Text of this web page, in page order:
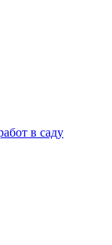
в саду